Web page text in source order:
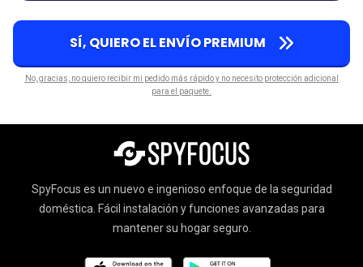
SÍ, QUIERO EL ENVÍO PREMIUM
No, gracias, no quiero recibir mi pedido más rápido y no necesito protección adicional
para el paquete.
SpyFocus es un nuevo e ingenioso enfoque de la seguridad
doméstica. Fácil instalación y funciones avanzadas para
mantener su hogar seguro.